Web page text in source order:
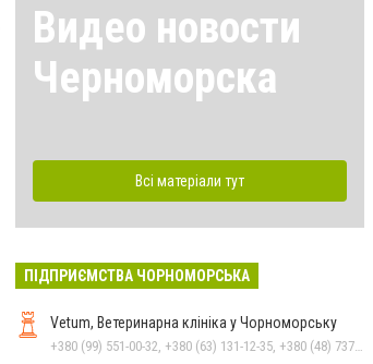
Видео новости
Черноморска
Всі матеріали тут
ПІДПРИЄМСТВА ЧОРНОМОРСЬКА
Vetum, Ветеринарна клініка у Чорноморську